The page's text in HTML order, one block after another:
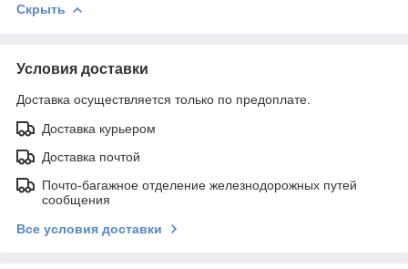
Скрыть
Условия доставки
Доставка осуществляется только по предоплате.
Доставка курьером
Доставка почтой
Почто-багажное отделение железнодорожных путей
сообщения
Все условия доставки